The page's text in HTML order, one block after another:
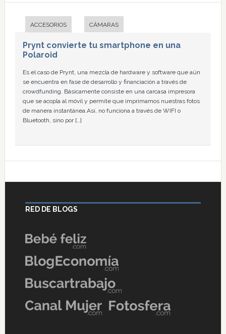
ACCESORIOS CÁMARAS
Prynt convierte tu smartphone en una
Polaroid
Es el caso de Prynt, una mezcla de hardware y software que aún
se encuentra en fase de desarrollo y financiación a través de
crowdfunding. Básicamente consiste en una carcasa impresora
que se acopla al móvil y permite que imprimamos nuestras fotos
de manera instantánea.Así, no funciona a través de WIFI o
Bluetooth, sino por […]
RED DE BLOGS